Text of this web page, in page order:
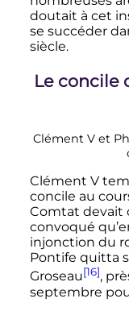
doutait à cet
se succéder
siècle.
Le concile
Clément Vet
Clément V
concile au
Comtat devait
convoqué
injonction du
Pontife quitta
Groseau[16],
septembre